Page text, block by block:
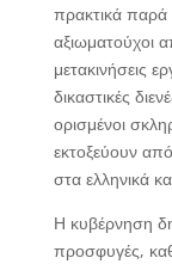
πρακτικά παρά
αξιωματούχοι
μετακινήσεις
δικαστικές
ορισμένοι
εκτοξεύουν
στα ελληνικά
Η κυβέρνηση
προσφυγές,